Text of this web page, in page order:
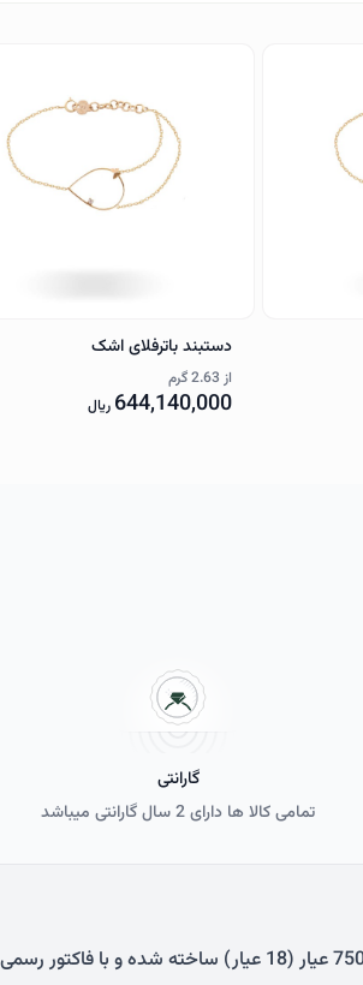
دستبند باترفلای اشک
از 2.63 گرم
644,140,000 ریال
گارانتی
تمامی کالا ها دارای 2 سال گارانتی می­باشد